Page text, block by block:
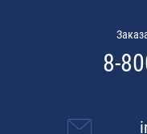
8-